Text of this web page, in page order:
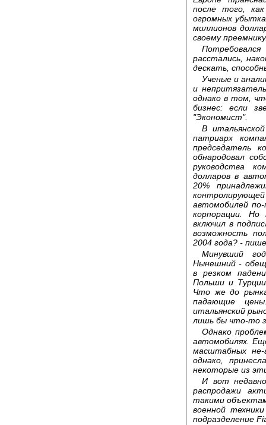
после того,
огромных
миллионов
своему
расстались,
дескать,
Ученые и
и
однако в том,
бизнес: если
"Экономист".
В
патриарх
председатель
обнародовал
руководства
долларов в
20%
контролирующей
автомобилей
корпорации.
включил в
возможность
2004 года? -
Минувший
Нынешний -
в резком
Польши и
Что же до
падающие
итальянский
лишь бы что-то
Однако
автомобилях.
масштабных не-
однако,
некоторые из
И вот
распродажи
такими
военной
подразделение